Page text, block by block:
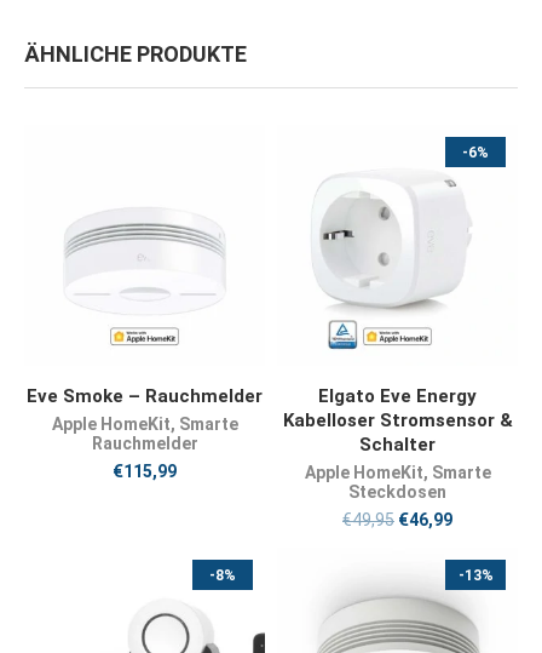
ÄHNLICHE PRODUKTE
JETZT KAUFEN
Eve Smoke – Rauchmelder
Apple HomeKit, Smarte
Rauchmelder
€115,99
-6%
JETZT KAUFEN
Elgato Eve Energy
Kabelloser Stromsensor &
Schalter
Apple HomeKit, Smarte
Steckdosen
€49,95 €46,99
-8% -13%